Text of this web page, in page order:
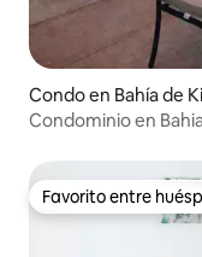
Condo en Bahía de
Condominio en
Favorito entre
Favorito entre